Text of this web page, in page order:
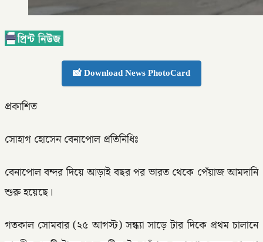
📸 Download News PhotoCard
প্রকাশিত
সোহাগ হোসেন বেনাপোল প্রতিনিধিঃ
বেনাপোল বন্দর দিয়ে আড়াই বছর পর ভারত থেকে পেঁয়াজ আমদানি
শুরু হয়েছে।
গতকাল সোমবার (২৫ আগস্ট) সন্ধ্যা সাড়ে টার দিকে প্রথম চালানে